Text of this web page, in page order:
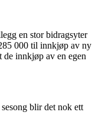
en stor bidragsyter
000 til innkjøp av ny
innkjøp av en egen
blir det nok ett